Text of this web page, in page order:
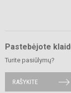
Pastebėjote
Turite pasiūlymų?
RAŠYKITE